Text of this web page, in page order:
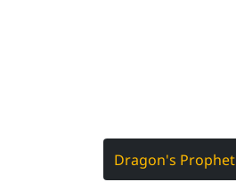
Dragon's Prophet